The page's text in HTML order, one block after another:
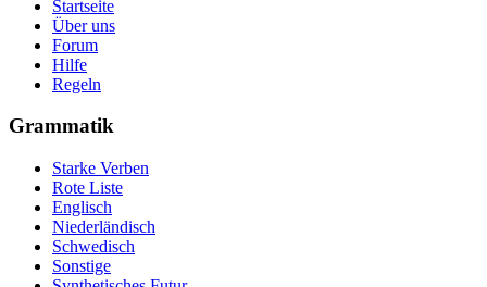
Startseite
Über uns
Forum
Hilfe
Regeln
Grammatik
Starke Verben
Rote Liste
Englisch
Niederländisch
Schwedisch
Sonstige